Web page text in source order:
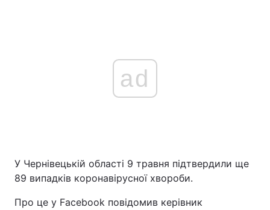
ad
У Чернівецькій області 9 травня підтвердили ще
89 випадків коронавірусної хвороби.
Про це у Facebook повідомив керівник